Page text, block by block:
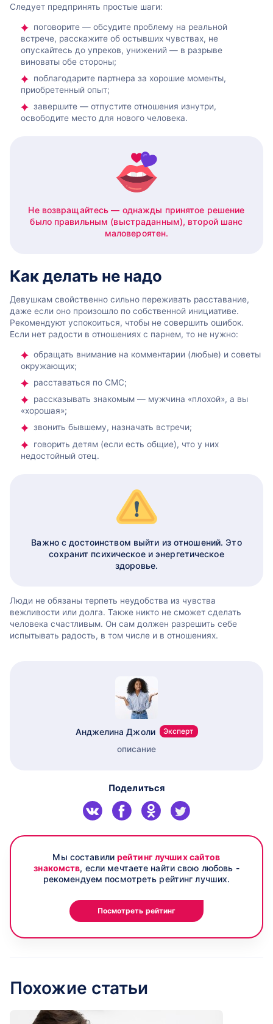
Следует предпринять простые шаги:
поговорите — обсудите проблему на реальной
встрече, расскажите об остывших чувствах, не
опускайтесь до упреков, унижений — в разрыве
виноваты обе стороны;
поблагодарите партнера за хорошие моменты,
приобретенный опыт;
завершите — отпустите отношения изнутри,
освободите место для нового человека.
Не возвращайтесь — однажды принятое решение
было правильным (выстраданным), второй шанс
маловероятен.
Как делать не надо
Девушкам свойственно сильно переживать расставание,
даже если оно произошло по собственной инициативе.
Рекомендуют успокоиться, чтобы не совершить ошибок.
Если нет радости в отношениях с парнем, то не нужно:
обращать внимание на комментарии (любые) и советы
окружающих;
расставаться по СМС;
рассказывать знакомым — мужчина «плохой», а вы
«хорошая»;
звонить бывшему, назначать встречи;
говорить детям (если есть общие), что у них
недостойный отец.
Важно с достоинством выйти из отношений. Это
сохранит психическое и энергетическое
здоровье.
Люди не обязаны терпеть неудобства из чувства
вежливости или долга. Также никто не сможет сделать
человека счастливым. Он сам должен разрешить себе
испытывать радость, в том числе и в отношениях.
Анджелина Джоли Эксперт
описание
Поделиться
Мы составилирейтинг лучших сайтов
знакомств, если мечтаете найти свою любовь -
рекомендуем посмотреть рейтинг лучших.
Посмотреть рейтинг
Похожие статьи